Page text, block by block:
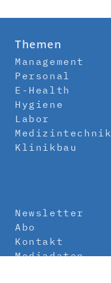
Themen
Management
Personal
E-Health
Hygiene
Labor
Medizintechnik
Klinikbau
Newsletter
Abo
Kontakt
Mediadaten